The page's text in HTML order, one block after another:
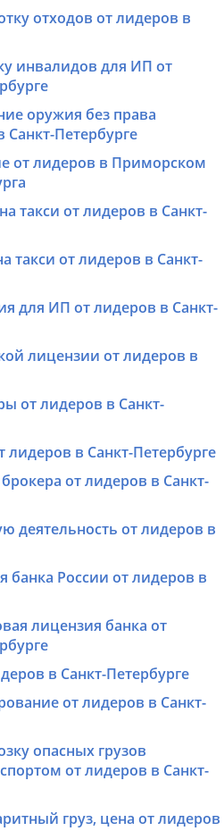
отходов от лидеров в
инвалидов для ИП от
оружия без права
Петербурге
от лидеров в Приморском
такси от лидеров в Санкт-
такси от лидеров в Санкт-
для ИП от лидеров в Санкт-
лицензии от лидеров в
от лидеров в Санкт-
лидеров в Санкт-Петербурге
от лидеров в Санкт-
деятельность от лидеров в
банка России от лидеров в
лицензия банка от
в Санкт-Петербурге
от лидеров в Санкт-
опасных грузов
от лидеров в Санкт-
груз, цена от лидеров